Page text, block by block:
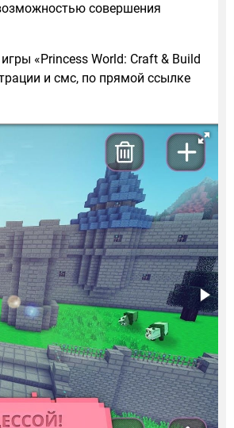
совершения
«Princess World: Craft & Build
и смс, по прямой ссылке